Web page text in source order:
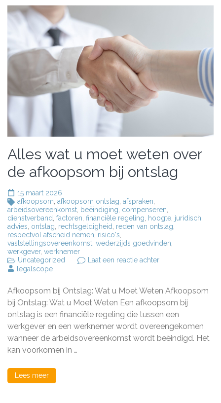
Alles wat u moet weten over
de afkoopsom bij ontslag
15 maart 2026
afkoopsom afkoopsom ontslag afspraken
arbeidsovereenkomst beëindiging compenseren
dienstverband factoren financiële regeling hoogte juridisch
advies ontslag rechtsgeldigheid reden van ontslag
respectvol afscheid nemen risico's
vaststellingsovereenkomst wederzijds goedvinden
werkgever, werknemer
Uncategorized
Laat een reactie achterop
moet
weten
de
afkoopsom
bij
ontslag
legalscope
Afkoopsom bij Ontslag: Wat u Moet Weten Afkoopsom
bij Ontslag: Wat u Moet Weten Een afkoopsom bij
ontslag is een financiële regeling die tussen een
werkgever en een werknemer wordt overeengekomen
wanneer de arbeidsovereenkomst wordt beëindigd. Het
kan voorkomen in …
Lees meer